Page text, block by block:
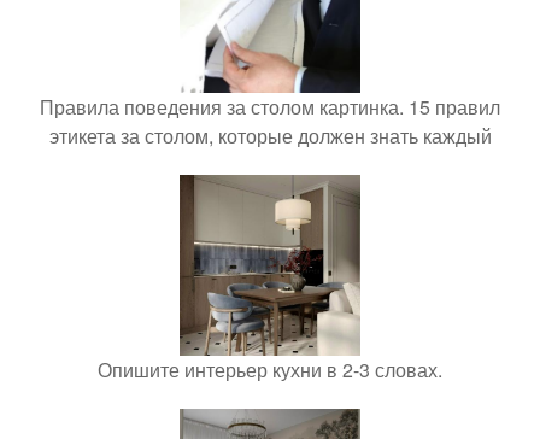
Правила поведения за столом картинка. 15 правил
этикета за столом, которые должен знать каждый
Опишите интерьер кухни в 2-3 словах.